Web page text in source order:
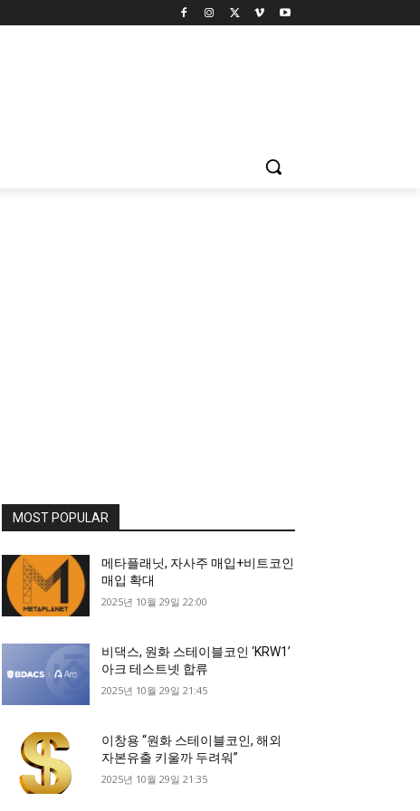
MOST POPULAR
메타플래닛, 자사주 매입+비트코인
매입 확대
2025년 10월 29일 22:00
비댁스, 원화 스테이블코인 ‘KRW1’
아크 테스트넷 합류
2025년 10월 29일 21:45
이창용 “원화 스테이블코인, 해외
자본유출 키울까 두려워”
2025년 10월 29일 21:35